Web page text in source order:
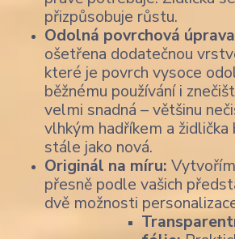
přizpůsobuje růstu.
Odolná povrchová
ošetřena dodatečnou
které je povrch vysoce
běžnému používání i
velmi snadná – většinu
vlhkým hadříkem a
stále jako nová.
Originál na míru:
přesně podle vašich
dvě možnosti